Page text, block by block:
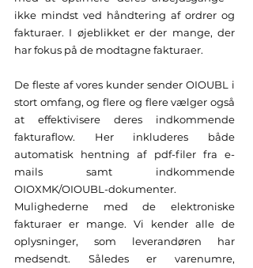
ikke mindst ved håndtering af ordrer og
fakturaer. I øjeblikket er der mange, der
har fokus på de modtagne fakturaer.
De fleste af vores kunder sender OIOUBL i
stort omfang, og flere og flere vælger også
at effektivisere deres indkommende
fakturaflow. Her inkluderes både
automatisk hentning af pdf-filer fra e-
mails samt indkommende
OIOXMK/OIOUBL-dokumenter.
Mulighederne med de elektroniske
fakturaer er mange. Vi kender alle de
oplysninger, som leverandøren har
medsendt. Således er varenumre,